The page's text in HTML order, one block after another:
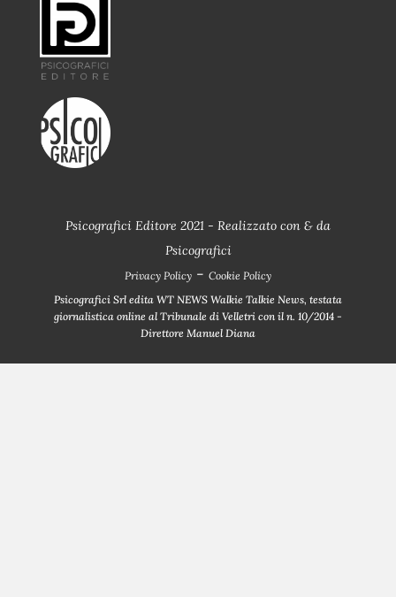
Psicografici Editore 2021 - Realizzato con & da
Psicografici
Privacy Policy - Cookie Policy
Psicografici Srl edita WT NEWS Walkie Talkie News, testata
giornalistica online al Tribunale di Velletri con il n. 10/2014 -
Direttore Manuel Diana